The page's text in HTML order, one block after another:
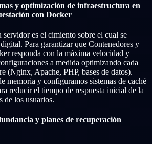
y optimización de infraestructura en
con Docker
es el cimiento sobre el cual se
Para garantizar que Contenedores y
responda con la máxima velocidad y
a medida optimizando cada
(Nginx, Apache, PHP, bases de datos).
memoria y configuramos sistemas de caché
reducir el tiempo de respuesta inicial de la
de los usuarios.
y planes de recuperación